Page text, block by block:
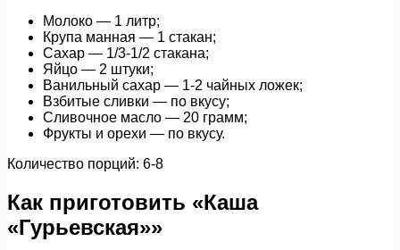
Молоко — 1 литр;
Крупа манная — 1 стакан;
Сахар — 1/3-1/2 стакана;
Яйцо — 2 штуки;
Ванильный сахар — 1-2 чайных ложек;
Взбитые сливки — по вкусу;
Сливочное масло — 20 грамм;
Фрукты и орехи — по вкусу.
Количество порций: 6-8
Как приготовить «Каша
«Гурьевская»»